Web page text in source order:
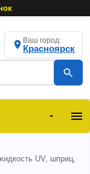
Ваш город:
Красноярск
UV, шприц,